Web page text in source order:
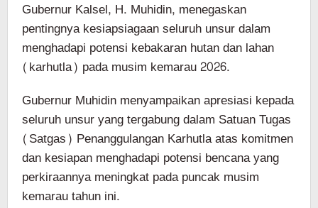
Gubernur Kalsel, H. Muhidin, menegaskan
pentingnya kesiapsiagaan seluruh unsur dalam
menghadapi potensi kebakaran hutan dan lahan
(karhutla) pada musim kemarau 2026.
Gubernur Muhidin menyampaikan apresiasi kepada
seluruh unsur yang tergabung dalam Satuan Tugas
(Satgas) Penanggulangan Karhutla atas komitmen
dan kesiapan menghadapi potensi bencana yang
perkiraannya meningkat pada puncak musim
kemarau tahun ini.